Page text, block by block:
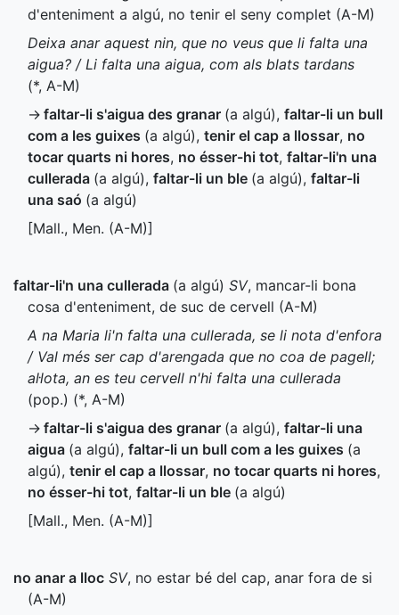
d'enteniment a algú, no tenir el seny complet (A-M)
Deixa anar aquest nin, que no veus que li falta una
aigua? / Li falta una aigua, com als blats tardans
(*, A-M)
→ faltar-li s'aigua des granar (a algú), faltar-li un bull
com a les guixes (a algú), tenir el cap a llossar, no
tocar quarts ni hores, no ésser-hi tot, faltar-li'n una
cullerada (a algú), faltar-li un ble (a algú), faltar-li
una saó (a algú)
[Mall., Men. (A-M)]
faltar-li'n una cullerada (a algú) SV, mancar-li bona
cosa d'enteniment, de suc de cervell (A-M)
A na Maria li'n falta una cullerada, se li nota d'enfora
/ Val més ser cap d'arengada que no coa de pagell;
al·lota, an es teu cervell n'hi falta una cullerada
(pop.) (*, A-M)
→ faltar-li s'aigua des granar (a algú), faltar-li una
aigua (a algú), faltar-li un bull com a les guixes (a
algú), tenir el cap a llossar, no tocar quarts ni hores,
no ésser-hi tot, faltar-li un ble (a algú)
[Mall., Men. (A-M)]
no anar a lloc SV, no estar bé del cap, anar fora de si
(A-M)